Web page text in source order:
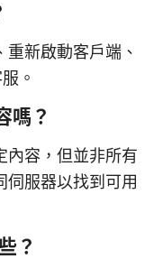
新啟動客戶端、
。
嗎？
內容，但並非所有
伺服器以找到可用
？